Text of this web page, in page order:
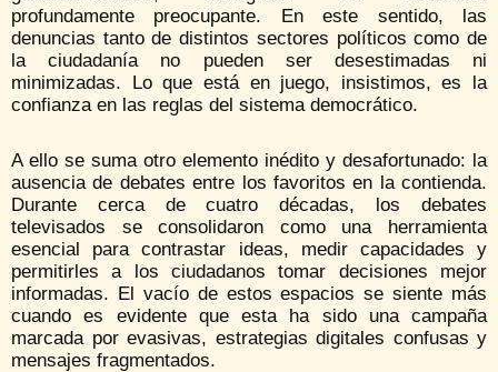
profundamente preocupante. En este sentido, las
denuncias tanto de distintos sectores políticos como de
la ciudadanía no pueden ser desestimadas ni
minimizadas. Lo que está en juego, insistimos, es la
confianza en las reglas del sistema democrático.
A ello se suma otro elemento inédito y desafortunado: la
ausencia de debates entre los favoritos en la contienda.
Durante cerca de cuatro décadas, los debates
televisados se consolidaron como una herramienta
esencial para contrastar ideas, medir capacidades y
permitirles a los ciudadanos tomar decisiones mejor
informadas. El vacío de estos espacios se siente más
cuando es evidente que esta ha sido una campaña
marcada por evasivas, estrategias digitales confusas y
mensajes fragmentados.